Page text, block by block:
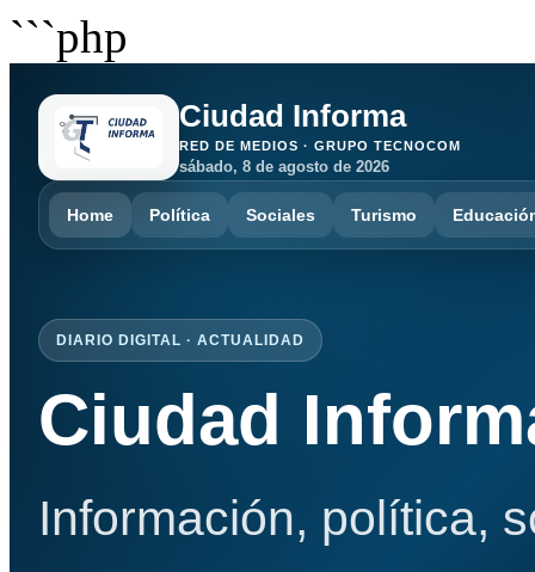
```php
Ciudad Informa
RED DE MEDIOS · GRUPO TECNOCOM
sábado, 8 de agosto de 2026
Home Política Sociales Turismo
DIARIO DIGITAL · ACTUALIDAD
Ciudad
Información, política,